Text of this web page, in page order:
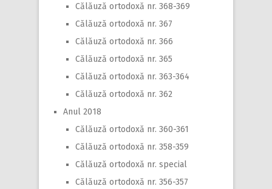
Călăuză ortodoxă nr. 368-369
Călăuză ortodoxă nr. 367
Călăuză ortodoxă nr. 366
Călăuză ortodoxă nr. 365
Călăuză ortodoxă nr. 363-364
Călăuză ortodoxă nr. 362
Anul 2018
Călăuză ortodoxă nr. 360-361
Călăuză ortodoxă nr. 358-359
Călăuză ortodoxă nr. special
Călăuză ortodoxă nr. 356-357